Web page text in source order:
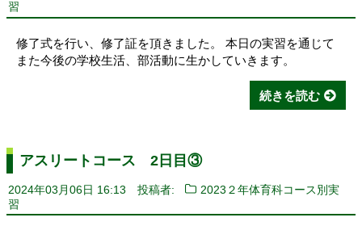
習
修了式を行い、修了証を頂きました。 本日の実習を通じて
また今後の学校生活、部活動に生かしていきます。
続きを読む
アスリートコース 2日目③
2024年03月06日 16:13 投稿者:
2023２年体育科コース別実
習